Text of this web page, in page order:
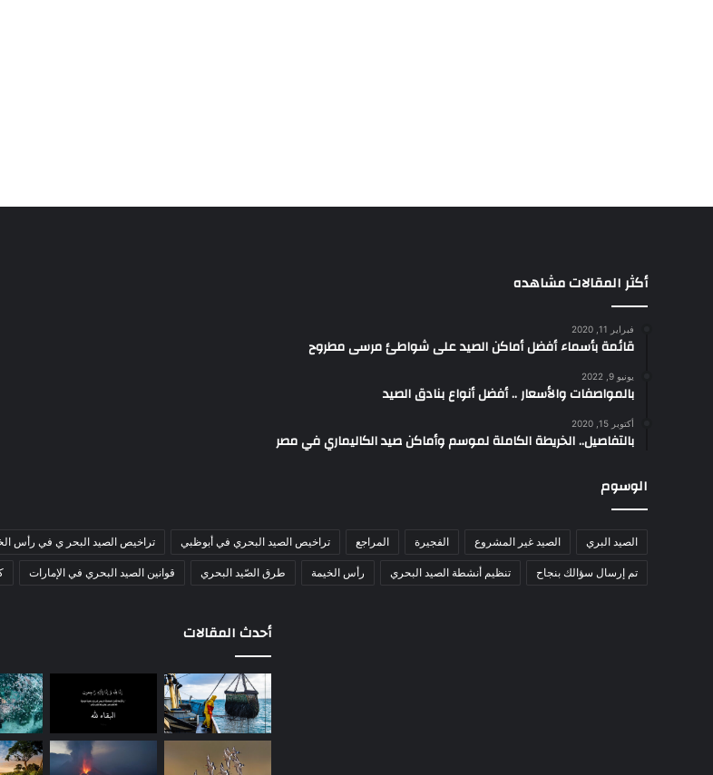
أكثر المقالات مشاهده
فبراير 11, 2020
قائمة بأسماء أفضل أماكن الصيد على شواطئ مرسى مطروح
يونيو 9, 2022
بالمواصفات والأسعار .. أفضل أنواع بنادق الصيد
أكتوبر 15, 2020
بالتفاصيل.. الخريطة الكاملة لموسم وأماكن صيد الكاليماري في مصر
الوسوم
الصيد البري الصيد غير المشروع الفجيرة المراجع تراخيص الصيد البحري في أبوظبي تراخيص الصيد البحر ي في رأس
تم إرسال سؤالك بنجاح تنظيم أنشطة الصيد البحري رأس الخيمة طرق الصّيد البحري قوانين الصيد البحري في الإمارات
أحدث المقالات